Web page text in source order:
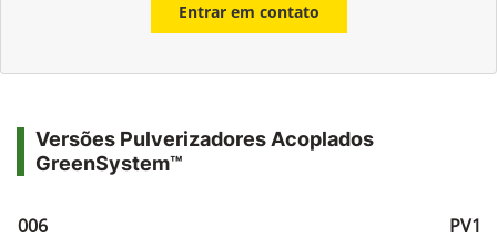
Entrar em contato
Versões Pulverizadores Acoplados
GreenSystem™